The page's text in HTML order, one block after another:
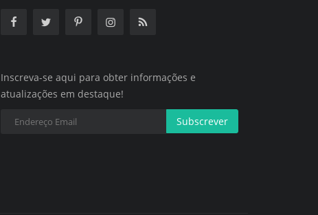
Inscreva-se aqui para obter informações e
atualizações em destaque!
Subscrever